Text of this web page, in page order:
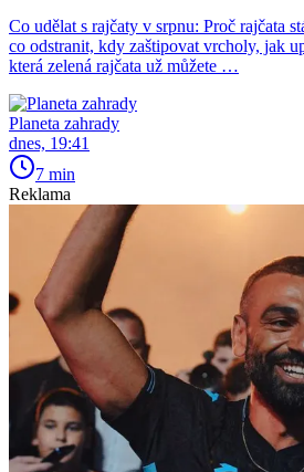
Co udělat s rajčaty v srpnu: Proč rajčata
co odstranit, kdy zaštipovat vrcholy, jak
která zelená rajčata už můžete …
Planeta zahrady
dnes, 19:41
7 min
Reklama